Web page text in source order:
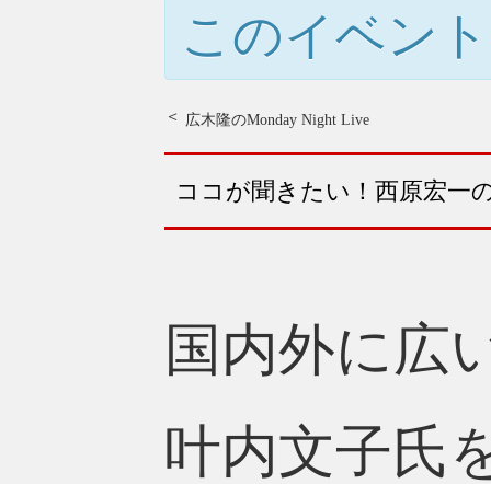
このイベン
広木隆のMonday Night Live
ココが聞きたい！西原宏一
国内外に広
叶内文子氏